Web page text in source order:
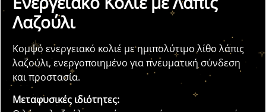
Λαζούλι
Κομψό ενεργειακό κολιέ με ημιπολύτιμο λίθο λάπις
λαζούλι, ενεργοποιημένο για πνευματική σύνδεση
και προστασία.
Μεταφυσικές ιδιότητες: